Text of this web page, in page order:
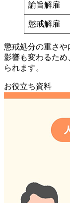
諭旨解雇
懲戒解雇
懲戒処分の重さ
影響も変わるた
られます。
お役立ち資料